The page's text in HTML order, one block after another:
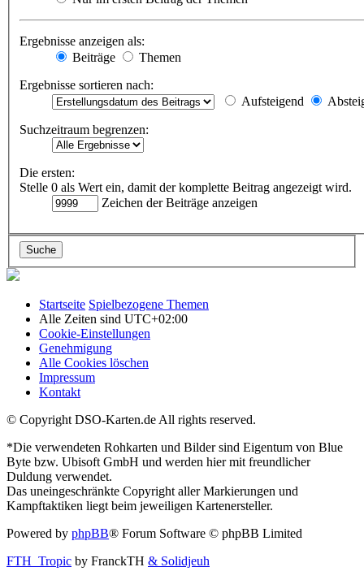
Ergebnisse anzeigen als:
Beiträge
Themen
Ergebnisse sortieren nach:
Aufsteigend
Suchzeitraum begrenzen:
Die ersten:
Stelle 0 als Wert ein, damit der komplette Beitrag angezeigt wird.
Zeichen der Beiträge anzeigen
Startseite Spielbezogene Themen
Alle Zeiten sind UTC+02:00
Cookie-Einstellungen
Genehmigung
Alle Cookies löschen
Impressum
Kontakt
© Copyright DSO-Karten.de All rights reserved.
*Die verwendeten Rohkarten und Bilder sind Eigentum von Blue
Byte bzw. Ubisoft GmbH und werden hier mit freundlicher
Duldung verwendet.
Das uneingeschränkte Copyright aller Markierungen und
Kampftaktiken liegt beim jeweiligen Kartenersteller.
Powered by phpBB® Forum Software © phpBB Limited
FTH_Tropic by FranckTH & Solidjeuh